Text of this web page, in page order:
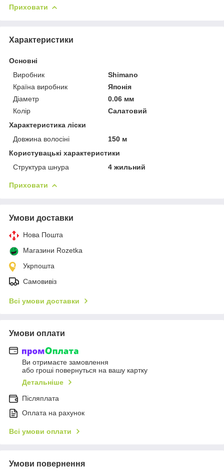
Приховати
Характеристики
Основні
Виробник
Shimano
Країна виробник
Японія
Діаметр
0.06 мм
Колір
Салатовий
Характеристика ліски
Довжина волосіні
150 м
Користувацькі характеристики
Структура шнура
4 жильний
Приховати
Умови доставки
Нова Пошта
Магазини Rozetka
Укрпошта
Самовивіз
Всі умови доставки
Умови оплати
Ви отримаєте замовлення
або гроші повернуться на вашу картку
Детальніше
Післяплата
Оплата на рахунок
Всі умови оплати
Умови повернення